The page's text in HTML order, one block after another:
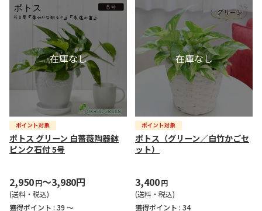
ポトス グリーン 白薔薇陶器鉢
ピンク石付 5号
2,950円～3,980円
(送料・税込)
獲得ポイント : 39 ～
ポトス（グリーン／白竹かごセ
ット）
3,400円
(送料・税込)
獲得ポイント : 34